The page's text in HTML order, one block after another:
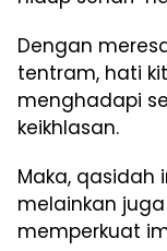
Dengan
tentram, hati
menghadapi
keikhlasan.
Maka, qasidah
melainkan
memperkuat